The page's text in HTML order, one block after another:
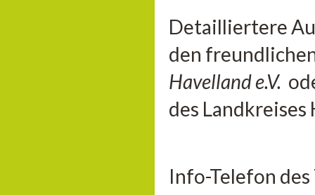
Detailliertere
den
Havelland e.V.
des Landkreises
Info-Telefon des